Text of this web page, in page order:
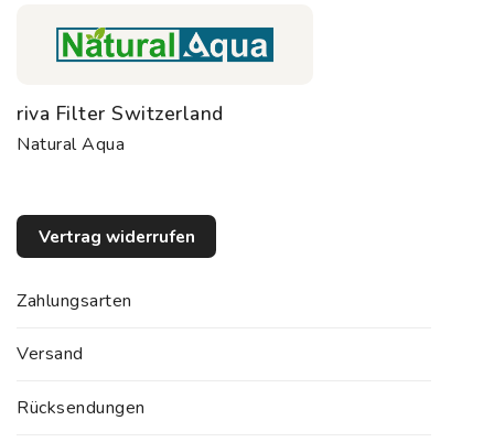
riva Filter Switzerland
Natural Aqua
Vertrag widerrufen
Zahlungsarten
Versand
Rücksendungen